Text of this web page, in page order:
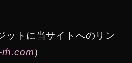
ットに当サイトへのリン
）